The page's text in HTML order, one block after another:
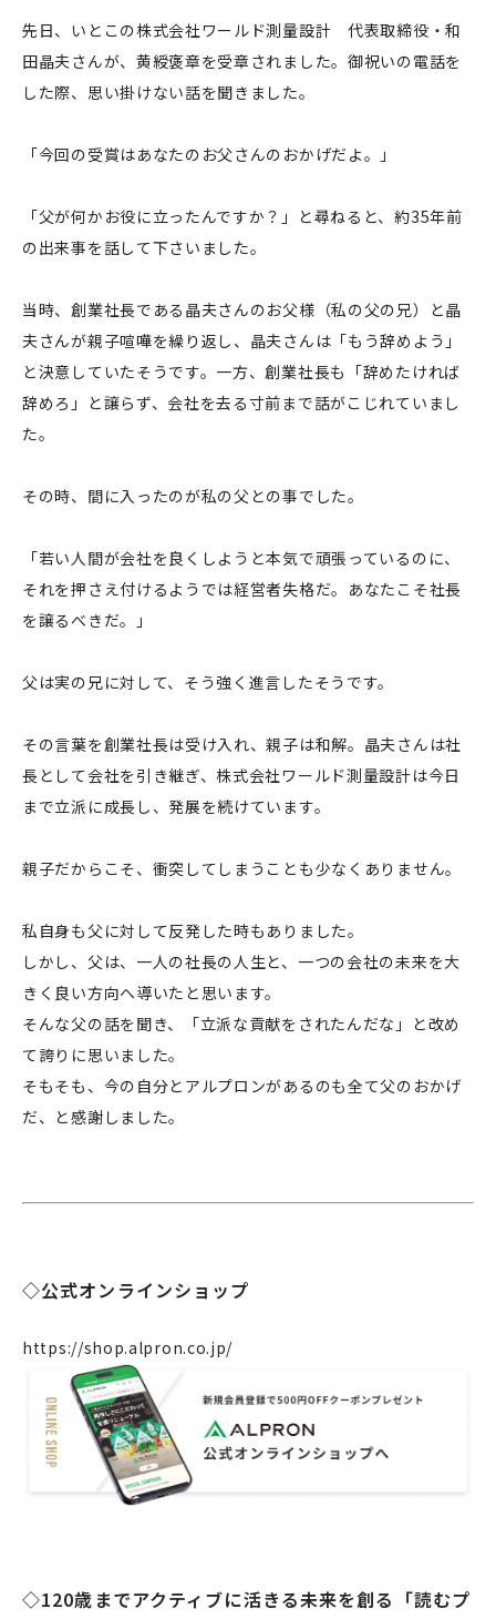
先日、いとこの株式会社ワールド測量設計 代表取締役・和
田晶夫さんが、黄綬褒章を受章されました。御祝いの電話を
した際、思い掛けない話を聞きました。
「今回の受賞はあなたのお父さんのおかげだよ。」
「父が何かお役に立ったんですか？」と尋ねると、約35年前
の出来事を話して下さいました。
当時、創業社長である晶夫さんのお父様（私の父の兄）と晶
夫さんが親子喧嘩を繰り返し、晶夫さんは「もう辞めよう」
と決意していたそうです。一方、創業社長も「辞めたければ
辞めろ」と譲らず、会社を去る寸前まで話がこじれていまし
た。
その時、間に入ったのが私の父との事でした。
「若い人間が会社を良くしようと本気で頑張っているのに、
それを押さえ付けるようでは経営者失格だ。あなたこそ社長
を譲るべきだ。」
父は実の兄に対して、そう強く進言したそうです。
その言葉を創業社長は受け入れ、親子は和解。晶夫さんは社
長として会社を引き継ぎ、株式会社ワールド測量設計は今日
まで立派に成長し、発展を続けています。
親子だからこそ、衝突してしまうことも少なくありません。
私自身も父に対して反発した時もありました。
しかし、父は、一人の社長の人生と、一つの会社の未来を大
きく良い方向へ導いたと思います。
そんな父の話を聞き、「立派な貢献をされたんだな」と改め
て誇りに思いました。
そもそも、今の自分とアルプロンがあるのも全て父のおかげ
だ、と感謝しました。
◇公式オンラインショップ
https://shop.alpron.co.jp/
◇120歳までアクティブに活きる未来を創る「読むプ